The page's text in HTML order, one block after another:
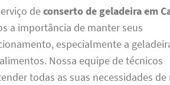
deconserto de geladeira em
a importância de manter seus
especialmente a
Nossa equipe de técnicos
todas as suas necessidades de